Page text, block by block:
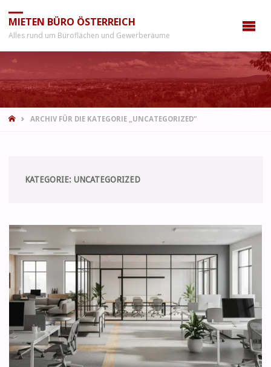
MIETEN BÜRO ÖSTERREICH
Alles rund um Büroflächen und Gewerberäume
STARTARCHIV FÜR DIE KATEGORIE „UNCATEGORIZED“
KATEGORIE: UNCATEGORIZED